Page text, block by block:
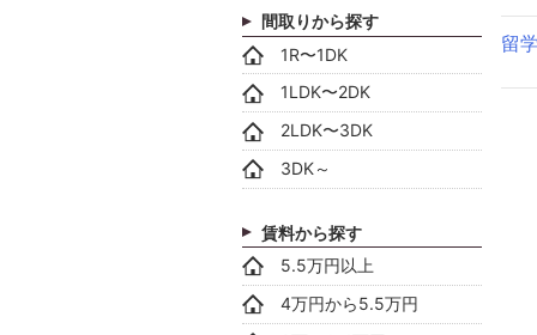
留
間取りから探す
1R〜1DK
1LDK〜2DK
2LDK〜3DK
3DK～
賃料から探す
5.5万円以上
4万円から5.5万円